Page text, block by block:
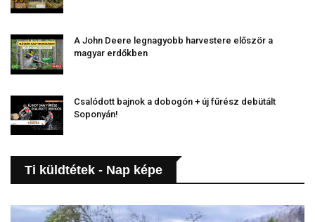
A John Deere legnagyobb harvestere először a
magyar erdőkben
Csalódott bajnok a dobogón + új fűrész debütált
Soponyán!
Ti küldtétek - Nap képe